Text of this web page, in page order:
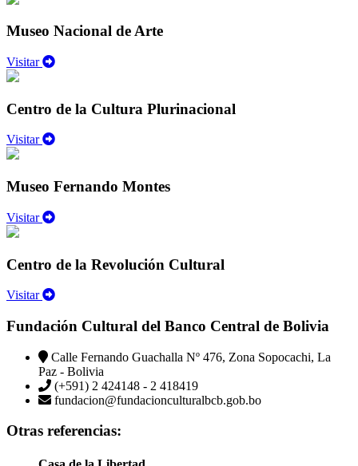
Museo Nacional de Arte
Visitar
Centro de la Cultura Plurinacional
Visitar
Museo Fernando Montes
Visitar
Centro de la Revolución Cultural
Visitar
Fundación Cultural del Banco Central de Bolivia
Calle Fernando Guachalla Nº 476, Zona Sopocachi, La
Paz - Bolivia
(+591) 2 424148 - 2 418419
fundacion@fundacionculturalbcb.gob.bo
Otras referencias: